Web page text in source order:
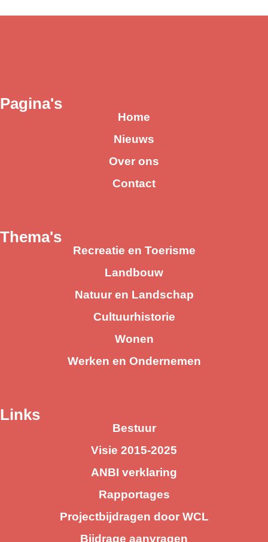
Pagina's
Home
Nieuws
Over ons
Contact
Thema's
Recreatie en Toerisme
Landbouw
Natuur en Landschap
Cultuurhistorie
Wonen
Werken en Ondernemen
Links
Bestuur
Visie 2015-2025
ANBI verklaring
Rapportages
Projectbijdragen door WCL
Bijdrage aanvragen